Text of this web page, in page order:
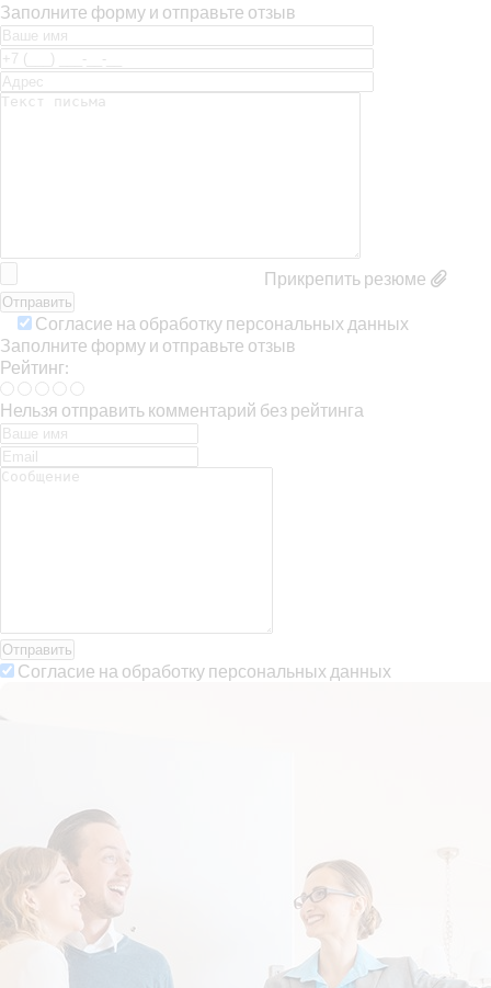
Заполните форму и отправьте отзыв
Прикрепить резюме
Согласие на обработку персональных данных
Заполните форму и отправьте отзыв
Рейтинг:
Нельзя отправить комментарий без рейтинга
Отправить
Согласие на обработку персональных данных